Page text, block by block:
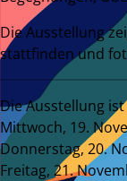
Die Ausstellung
stattfinden und
Die Ausstellung ist
Mittwoch, 19.
Donnerstag, 20.
Freitag, 21.